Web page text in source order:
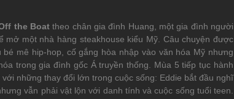
the Boattheo chân gia đình Huang, một gia đình người
một nhà hàng steakhouse kiểu Mỹ. Câu chuyện được
mê hip-hop, cố gắng hòa nhập vào văn hóa Mỹ nhưng
trong gia đình gốc Á truyền thống. Mùa 5 tiếp tục hành
những thay đổi lớn trong cuộc sống: Eddie bắt đầu nghĩ
vẫn phải vật lộn với danh tính và cuộc sống tuổi teen.